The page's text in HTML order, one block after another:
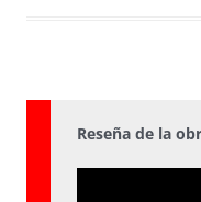
Reseña de la